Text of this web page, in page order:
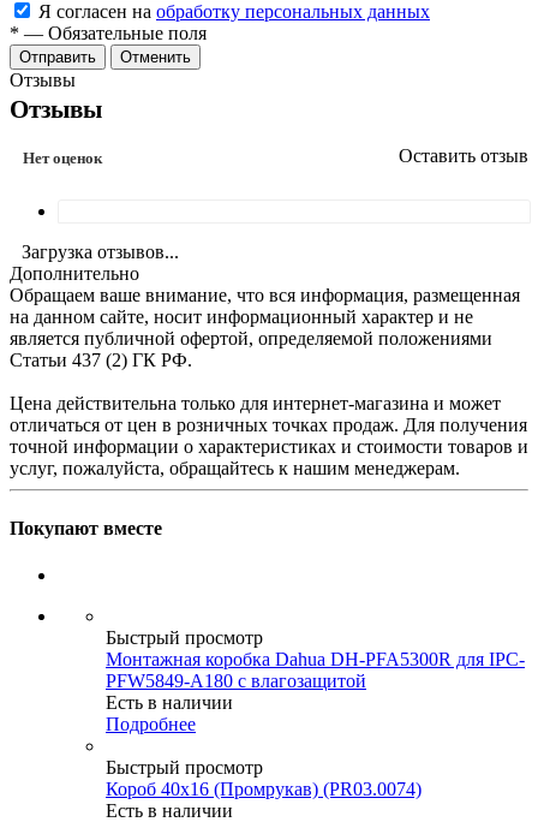
Я согласен на обработку персональных данных
* — Обязательные поля
Отменить
Отзывы
Отзывы
Нет оценок Оставить отзыв
Загрузка отзывов...
Дополнительно
Обращаем ваше внимание, что вся информация, размещенная
на данном сайте, носит информационный характер и не
является публичной офертой, определяемой положениями
Статьи 437 (2) ГК РФ.
Цена действительна только для интернет-магазина и может
отличаться от цен в розничных точках продаж. Для получения
точной информации о характеристиках и стоимости товаров и
услуг, пожалуйста, обращайтесь к нашим менеджерам.
Покупают вместе
Быстрый просмотр
Монтажная коробка Dahua DH-PFA5300R для IPC-
PFW5849-A180 с влагозащитой
Есть в наличии
Подробнее
Быстрый просмотр
Короб 40х16 (Промрукав) (PR03.0074)
Есть в наличии